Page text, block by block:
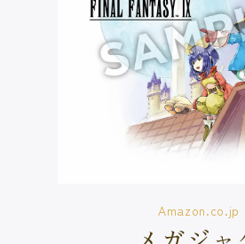
Amazon.co.jp